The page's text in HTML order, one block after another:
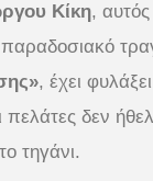
Κίκη,
, έχει
δεν
τηγάνι.